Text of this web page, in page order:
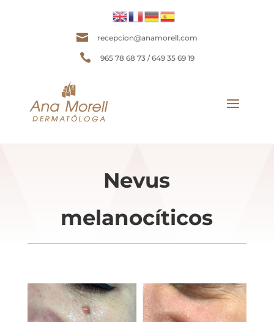
 recepcion@anamorell.com
 965 78 68 73 / 649 35 69 19
Nevus
melanocíticos